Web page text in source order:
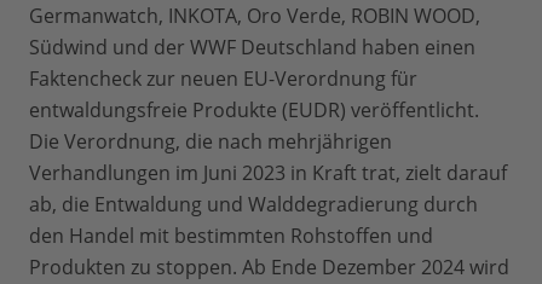
Germanwatch, INKOTA, Oro Verde, ROBIN WOOD,
Südwind und der WWF Deutschland haben einen
Faktencheck zur neuen EU-Verordnung für
entwaldungsfreie Produkte (EUDR) veröffentlicht.
Die Verordnung, die nach mehrjährigen
Verhandlungen im Juni 2023 in Kraft trat, zielt darauf
ab, die Entwaldung und Walddegradierung durch
den Handel mit bestimmten Rohstoffen und
Produkten zu stoppen. Ab Ende Dezember 2024 wird